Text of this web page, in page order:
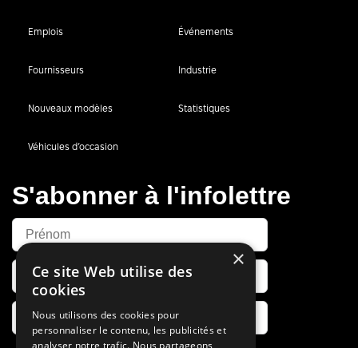
Emplois Événements
Fournisseurs Industrie
Nouveaux modèles Statistiques
Véhicules d’occasion
S'abonner à l'infolettre
×
Ce site Web utilise des
cookies
Nous utilisons des cookies pour
personnaliser le contenu, les publicités et
analyser notre trafic. Nous partageons